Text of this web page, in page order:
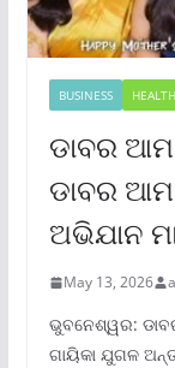
BUSINESS HEALTH
ଡାବର
ଡାବର
ଅଭିଯାନ
May 13, 2026
ଭୁବନେଶ୍ୱର:
ଗାୟିକା ଯୁଗଳ